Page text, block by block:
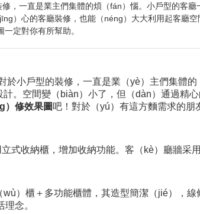
，一直是業主們集體的煩（fán）惱。小戶型的客
）心的客廳裝修，也能（néng）大大利用起客廳
定對你有所幫助。
小戶型的裝修，一直是業（yè）主們集體
。空間變（biàn）小了，但（dàn）通過精
）修效果圖 吧！對於（yú）有這方麵需求的朋
式收納櫃，增加收納功能。客（kè）廳牆采
）櫃＋多功能櫃體，其造型簡潔（jié），
念。